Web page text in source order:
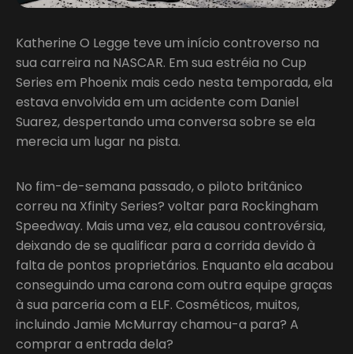
Katherine O Legge teve um início controverso na
sua carreira na NASCAR. Em sua estréia no Cup
Series em Phoenix mais cedo nesta temporada, ela
estava envolvida em um acidente com Daniel
Suarez, despertando uma conversa sobre se ela
merecia um lugar na pista.
No fim-de-semana passado, o piloto britânico
correu na Xfinity Series? voltar para Rockingham
Speedway. Mais uma vez, ela causou controvérsia,
deixando de se qualificar para a corrida devido à
falta de pontos proprietários. Enquanto ela acabou
conseguindo uma carona com outra equipe graças
à sua parceria com a ELF. Cosméticos, muitos,
incluindo Jamie McMurray chamou-a para? A
comprar a entrada dela?